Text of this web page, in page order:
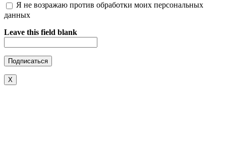
Я не возражаю против обработки моих персональных
данных
Leave this field blank
X